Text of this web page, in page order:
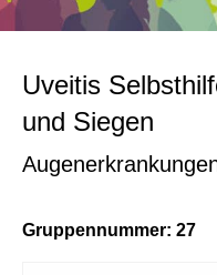
Uveitis
und Siegen
Gruppennummer: 27